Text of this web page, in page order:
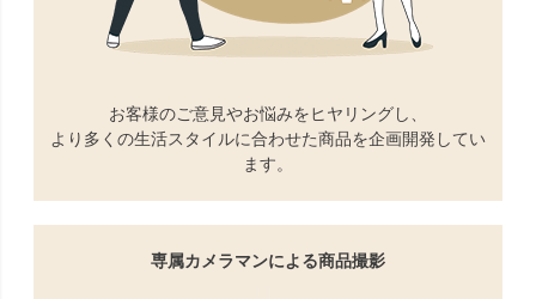
お客様のご意見やお悩みをヒヤリングし、
より多くの生活スタイルに合わせた商品を企画開発してい
ます。
専属カメラマンによる商品撮影